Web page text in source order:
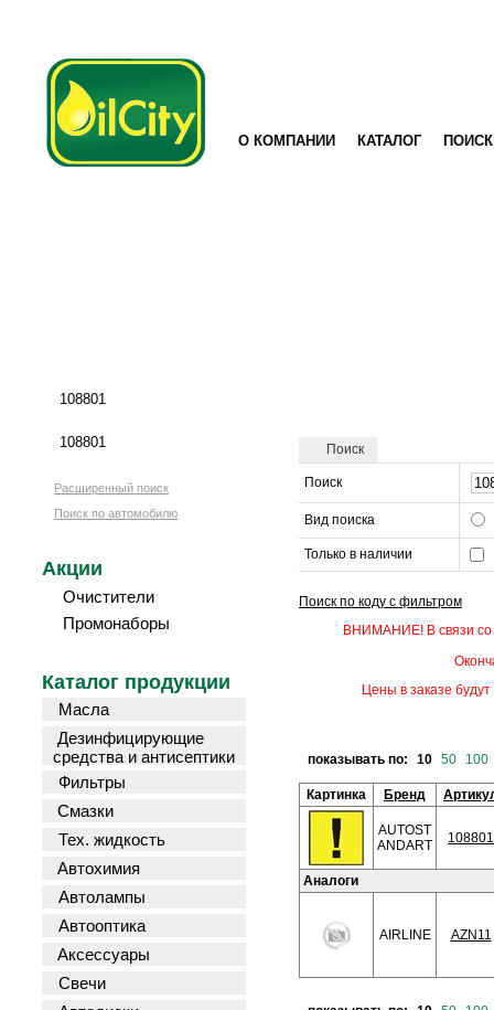
О КОМПАНИИ КАТАЛОГ ПОИСК
Расширенный поиск
Поиск по автомобилю
Акции
Очистители
Промонаборы
Каталог продукции
Масла
Дезинфицирующие
средства и антисептики
Фильтры
Смазки
Тех. жидкость
Автохимия
Автолампы
Автооптика
Аксессуары
Свечи
Поиск
Поиск
Вид поиска
Только в наличии
Поиск по коду с фильтром
ВНИМАНИЕ! В связи со
Цены в заказе
показывать по: 10 50 100
Картинка Бренд
AUTOST
ANDART
108801
Аналоги
AIRLINE AZN11